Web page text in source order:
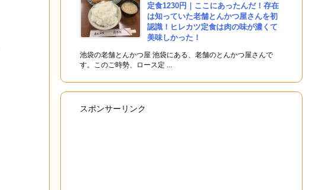
定食1230円｜ここにあったんだ！存在
は知っていた老舗とんかつ屋さんを初
認識！ヒレカツ定食は肉の味が濃くて
美味しかった！
池袋の老舗とんかつ屋 池袋にある、老舗のとんかつ屋さんで
す。このご時勢、ロース定 ...
スポンサーリンク